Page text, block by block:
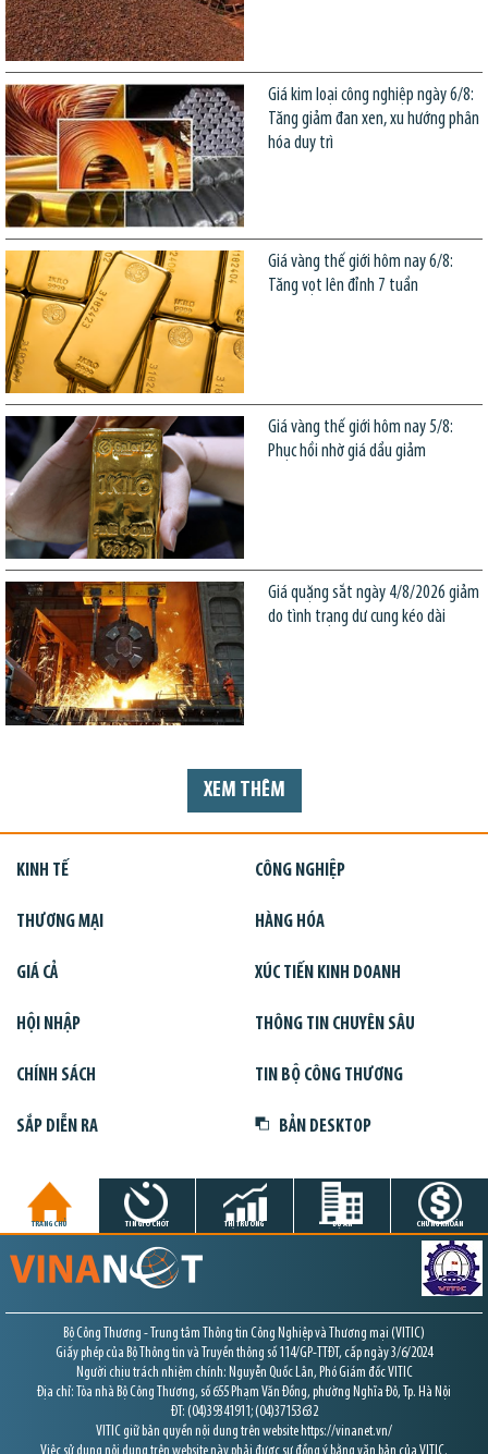
Giá kim loại công nghiệp ngày 6/8:
Tăng giảm đan xen, xu hướng phân
hóa duy trì
Giá vàng thế giới hôm nay 6/8:
Tăng vọt lên đỉnh 7 tuần
Giá vàng thế giới hôm nay 5/8:
Phục hồi nhờ giá dầu giảm
Giá quặng sắt ngày 4/8/2026 giảm
do tình trạng dư cung kéo dài
XEM THÊM
KINH TẾ CÔNG NGHIỆP
THƯƠNG MẠI HÀNG HÓA
GIÁ CẢ XÚC TIẾN KINH DOANH
HỘI NHẬP THÔNG TIN CHUYÊN SÂU
CHÍNH SÁCH TIN BỘ CÔNG THƯƠNG
SẮP DIỄN RA BẢN DESKTOP
TRANG CHỦ TIN GIỜ CHÓT THỊ TRƯỜNG DỰ ÁN CHỨNG KHOÁN
Bộ Công Thương - Trung tâm Thông tin Công Nghiệp và Thương mại (VITIC)
Giấy phép của Bộ Thông tin và Truyền thông số 114/GP-TTĐT, cấp ngày 3/6/2024
Người chịu trách nhiệm chính: Nguyễn Quốc Lân, Phó Giám đốc VITIC
Địa chỉ: Tòa nhà Bộ Công Thương, số 655 Phạm Văn Đồng, phường Nghĩa Đô, Tp. Hà Nội
ĐT: (04)39341911; (04)37153632
VITIC giữ bản quyền nội dung trên website https://vinanet.vn/